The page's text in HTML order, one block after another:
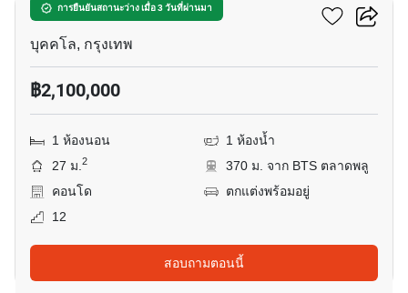
การยืนยันสถานะว่าง เมื่อ 3 วันที่ผ่านมา
แอสปาย สาทร - ท่าพระ
บุคคโล, กรุงเทพ
฿2,100,000
1 ห้องนอน
1 ห้องน้ำ
27 ม.2
370 ม. จาก BTS ตลาดพลู
คอนโด
ตกแต่งพร้อมอยู่
12
สอบถามตอนนี้